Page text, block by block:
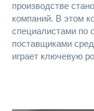
производстве
компаний. В этом
специалистами по
поставщиками
играет ключевую